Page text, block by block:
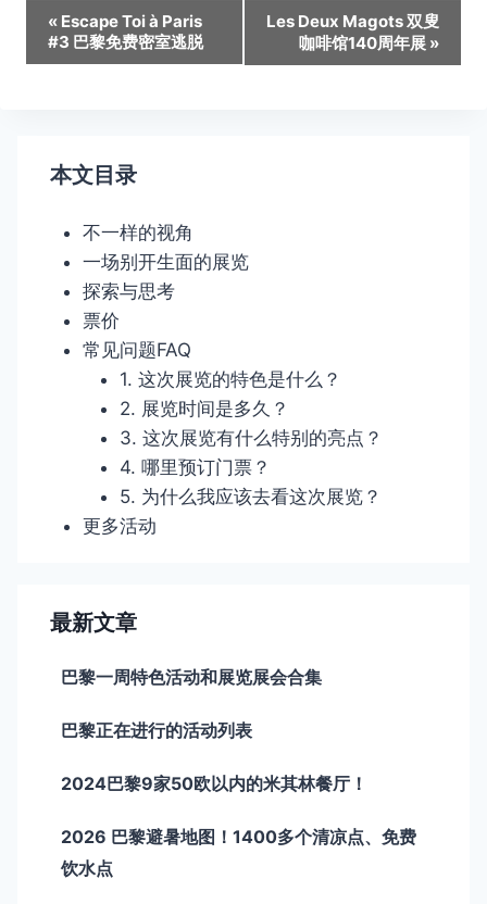
活
动
« Escape Toi à Paris
#3 巴黎免费密室逃脱
Les Deux Magots 双叟
咖啡馆140周年展 »
本文目录
不一样的视角
一场别开生面的展览
探索与思考
票价
常见问题FAQ
1. 这次展览的特色是什么？
2. 展览时间是多久？
3. 这次展览有什么特别的亮点？
4. 哪里预订门票？
5. 为什么我应该去看这次展览？
更多活动
最新文章
巴黎一周特色活动和展览展会合集
巴黎正在进行的活动列表
2024巴黎9家50欧以内的米其林餐厅！
2026 巴黎避暑地图！1400多个清凉点、免费
饮水点